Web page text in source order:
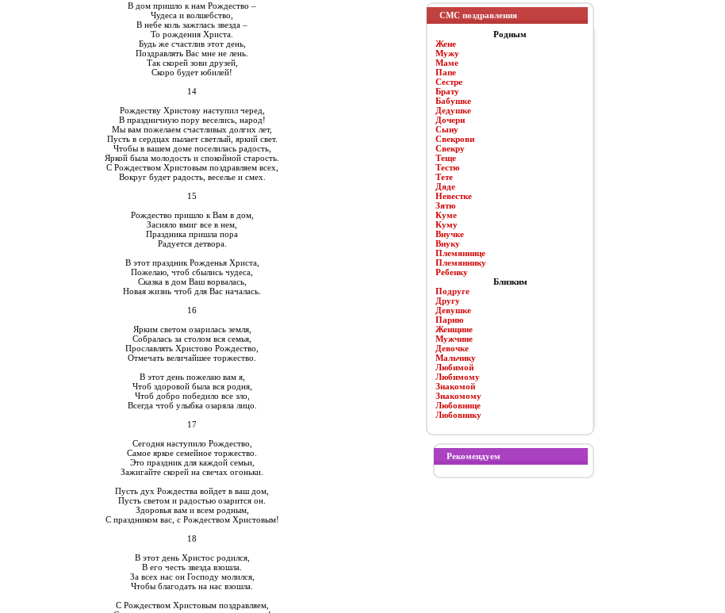
В дом пришло к нам Рождество –
Чудеса и волшебство,
В небе коль зажглась звезда –
То рождения Христа.
Будь же счастлив этот день,
Поздравлять Вас мне не лень.
Так скорей зови друзей,
Скоро будет юбилей!
14
Рождеству Христову наступил черед,
В праздничную пору веселись, народ!
Мы вам пожелаем счастливых долгих лет,
Пусть в сердцах пылает светлый, яркий свет.
Чтобы в вашем доме поселилась радость,
Яркой была молодость и спокойной старость.
С Рождеством Христовым поздравляем всех,
Вокруг будет радость, веселье и смех.
15
Рождество пришло к Вам в дом,
Засияло вмиг все в нем,
Праздника пришла пора
Радуется детвора.
В этот праздник Рожденья Христа,
Пожелаю, чтоб сбылись чудеса,
Сказка в дом Ваш ворвалась,
Новая жизнь чтоб для Вас началась.
16
Ярким светом озарилась земля,
Собралась за столом вся семья,
Прославлять Христово Рождество,
Отмечать величайшее торжество.
В этот день пожелаю вам я,
Чтоб здоровой была вся родня,
Чтоб добро победило все зло,
Всегда чтоб улыбка озаряла лицо.
17
Сегодня наступило Рождество,
Самое яркое семейное торжество.
Это праздник для каждой семьи,
Зажигайте скорей на свечах огоньки.
Пусть дух Рождества войдет в ваш дом,
Пусть светом и радостью озарится он.
Здоровья вам и всем родным,
С праздником вас, с Рождеством Христовым!
18
В этот день Христос родился,
В его честь звезда взошла.
За всех нас он Господу молился,
Чтобы благодать на нас взошла.
С Рождеством Христовым поздравляем,
СМС поздравления
Родным
Жене
Мужу
Маме
Папе
Сестре
Брату
Бабушке
Дедушке
Дочери
Сыну
Свекрови
Свекру
Теще
Тестю
Тете
Дяде
Невестке
Зятю
Куме
Куму
Внучке
Внуку
Племяннице
Племяннику
Ребенку
Близким
Подруге
Другу
Девушке
Парню
Женщине
Мужчине
Девочке
Мальчику
Любимой
Любимому
Знакомой
Знакомому
Любовнице
Любовнику
Рекомендуем